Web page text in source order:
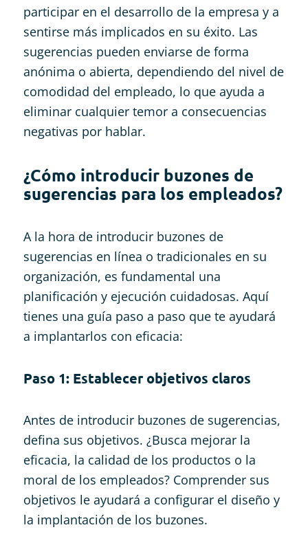
participar en el desarrollo de la empresa y a
sentirse más implicados en su éxito. Las
sugerencias pueden enviarse de forma
anónima o abierta, dependiendo del nivel de
comodidad del empleado, lo que ayuda a
eliminar cualquier temor a consecuencias
negativas por hablar.
¿Cómo introducir buzones de
sugerencias para los empleados?
A la hora de introducir buzones de
sugerencias en línea o tradicionales en su
organización, es fundamental una
planificación y ejecución cuidadosas. Aquí
tienes una guía paso a paso que te ayudará
a implantarlos con eficacia:
Paso 1: Establecer objetivos claros
Antes de introducir buzones de sugerencias,
defina sus objetivos. ¿Busca mejorar la
eficacia, la calidad de los productos o la
moral de los empleados? Comprender sus
objetivos le ayudará a configurar el diseño y
la implantación de los buzones.